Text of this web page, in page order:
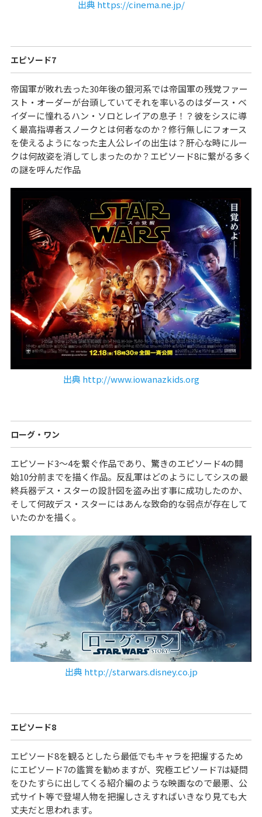
出典 https://cinema.ne.jp/
エピソード7
帝国軍が敗れ去った30年後の銀河系では帝国軍の残党ファー
スト・オーダーが台頭していてそれを率いるのはダース・ベ
イダーに憧れるハン・ソロとレイアの息子！？彼をシスに導
く最高指導者スノークとは何者なのか？修行無しにフォース
を使えるようになった主人公レイの出生は？肝心な時にルー
クは何故姿を消してしまったのか？エピソード8に繋がる多く
の謎を呼んだ作品
出典 http://www.iowanazkids.org
ローグ・ワン
エピソード3〜4を繋ぐ作品であり、驚きのエピソード4の開
始10分前までを描く作品。反乱軍はどのようにしてシスの最
終兵器デス・スターの設計図を盗み出す事に成功したのか、
そして何故デス・スターにはあんな致命的な弱点が存在して
いたのかを描く。
出典 http://starwars.disney.co.jp
エピソード8
エピソード8を観るとしたら最低でもキャラを把握するため
にエピソード7の鑑賞を勧めますが、究極エピソード7は疑問
をひたすらに出してくる紹介編のような映画なので最悪、公
式サイト等で登場人物を把握しさえすればいきなり見ても大
丈夫だと思われます。